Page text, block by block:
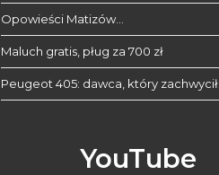
Opowieści Matizów…
Maluch gratis, pług za 700 zł
Peugeot 405: dawca, który zachwycił.
YouTube